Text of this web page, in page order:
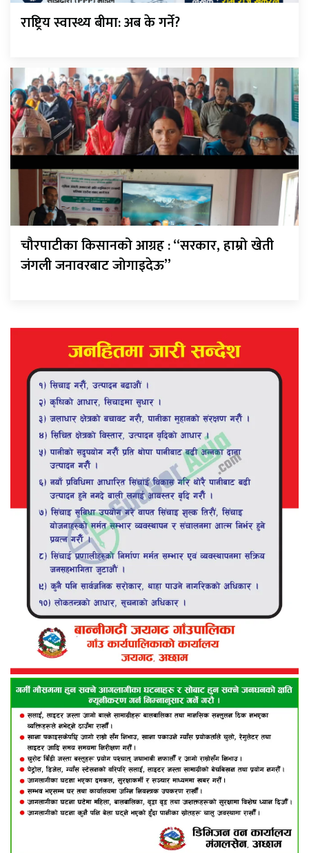
राष्ट्रिय स्वास्थ्य बीमा: अब के गर्ने?
चौरपाटीका किसानको आग्रह : “सरकार, हाम्रो खेती
जंगली जनावरबाट जोगाइदेऊ”